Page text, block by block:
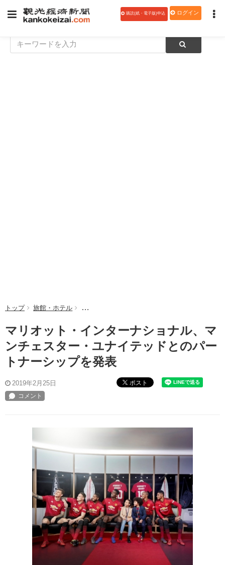
購読(紙・電子版)申込 ログイン
トップ 旅館・ホテル マリオット・インターナショナル、マンチェス
マリオット・インターナショナル、マ
ンチェスター・ユナイテッドとのパー
トナーシップを発表
2019年2月25日 ポスト